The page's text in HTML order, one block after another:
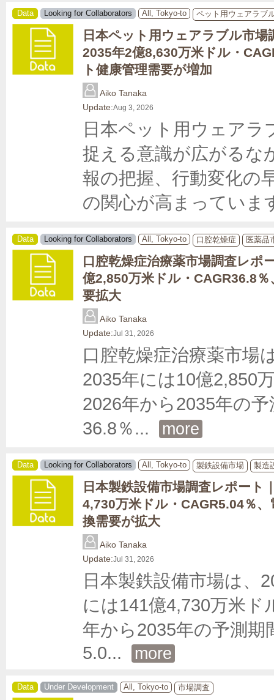
Data Looking for Collaborators All, Tokyo-to ペット用ウェアラブ
日本ペット用ウェアラブル市場
2035年2億8,630万米ドル・
ト健康管理需要が増加
Aiko Tanaka
Update:Aug 3, 2026
日本ペット用ウェアラ
捉える意識が広がるな
報の把握、行動変化の
の関心が高まっていま
Data Looking for Collaborators All, Tokyo-to 口腔乾燥症 医薬品
口腔乾燥症治療薬市場調査レポ
億2,850万米ドル・CAGR36.8％
要拡大
Aiko Tanaka
Update:Jul 31, 2026
口腔乾燥症治療薬市場
2035年には10億2,850
2026年から2035年の
36.8％... more
Data Looking for Collaborators All, Tokyo-to 製鉄設備市場 製造
日本製鉄設備市場調査レポート
4,730万米ドル・CAGR5.04％
換需要が拡大
Aiko Tanaka
Update:Jul 31, 2026
日本製鉄設備市場は、
には141億4,730万米
年から2035年の予測期
5.0... more
Data Under Development All, Tokyo-to 市場調査